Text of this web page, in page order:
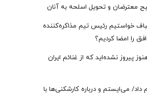
معترضان و تحویل اسلحه به آنان
خواستیم رئیس تیم مذاکره‌کننده
را امضا کردیم؟
پیروز نشده‌اید که از غنائم ایران
می‌ایستم و درباره کارشکنی‌ها با